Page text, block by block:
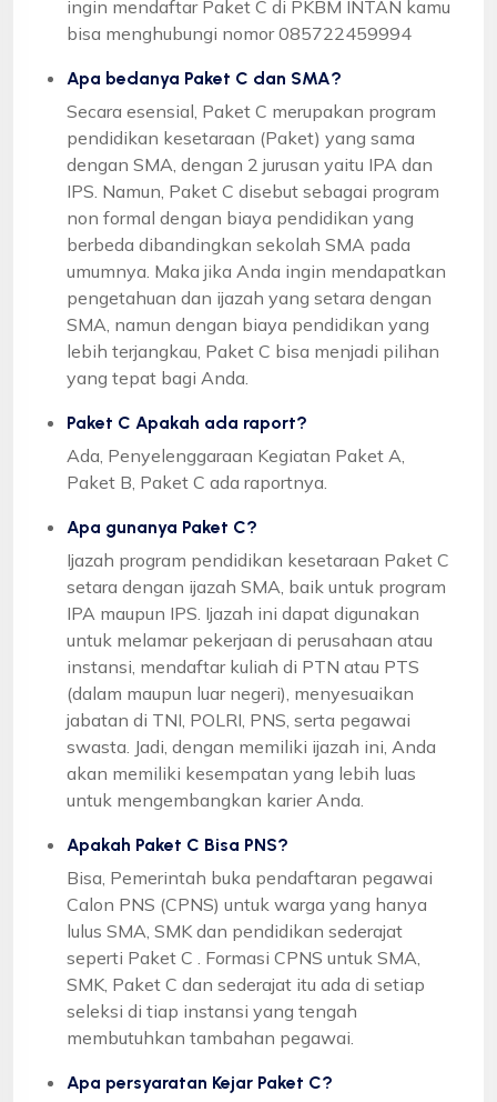
ingin mendaftar Paket C di PKBM INTAN kamu
bisa menghubungi nomor 085722459994
Apa bedanya Paket C dan SMA?
Secara esensial, Paket C merupakan program
pendidikan kesetaraan (Paket) yang sama
dengan SMA, dengan 2 jurusan yaitu IPA dan
IPS. Namun, Paket C disebut sebagai program
non formal dengan biaya pendidikan yang
berbeda dibandingkan sekolah SMA pada
umumnya. Maka jika Anda ingin mendapatkan
pengetahuan dan ijazah yang setara dengan
SMA, namun dengan biaya pendidikan yang
lebih terjangkau, Paket C bisa menjadi pilihan
yang tepat bagi Anda.
Paket C Apakah ada raport?
Ada, Penyelenggaraan Kegiatan Paket A,
Paket B, Paket C ada raportnya.
Apa gunanya Paket C?
Ijazah program pendidikan kesetaraan Paket C
setara dengan ijazah SMA, baik untuk program
IPA maupun IPS. Ijazah ini dapat digunakan
untuk melamar pekerjaan di perusahaan atau
instansi, mendaftar kuliah di PTN atau PTS
(dalam maupun luar negeri), menyesuaikan
jabatan di TNI, POLRI, PNS, serta pegawai
swasta. Jadi, dengan memiliki ijazah ini, Anda
akan memiliki kesempatan yang lebih luas
untuk mengembangkan karier Anda.
Apakah Paket C Bisa PNS?
Bisa, Pemerintah buka pendaftaran pegawai
Calon PNS (CPNS) untuk warga yang hanya
lulus SMA, SMK dan pendidikan sederajat
seperti Paket C . Formasi CPNS untuk SMA,
SMK, Paket C dan sederajat itu ada di setiap
seleksi di tiap instansi yang tengah
membutuhkan tambahan pegawai.
Apa persyaratan Kejar Paket C?